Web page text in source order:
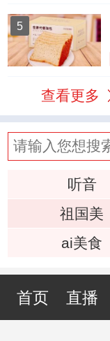
5
查看更多
听音
祖国美
ai美食
首页 直播